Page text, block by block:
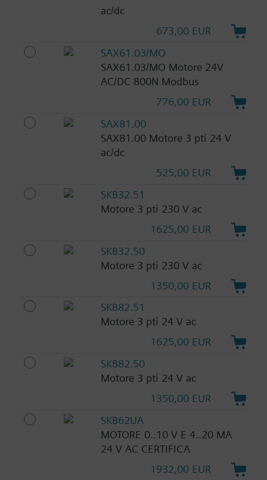
ac/dc
673,00 EUR
SAX61.03/MO
SAX61.03/MO Motore 24V
AC/DC 800N Modbus
776,00 EUR
SAX81.00
SAX81.00 Motore 3 pti 24 V
ac/dc
525,00 EUR
SKB32.51
Motore 3 pti 230 V ac
1625,00 EUR
SKB32.50
Motore 3 pti 230 V ac
1350,00 EUR
SKB82.51
Motore 3 pti 24 V ac
1625,00 EUR
SKB82.50
Motore 3 pti 24 V ac
1350,00 EUR
SKB62UA
MOTORE 0..10 V E 4..20 MA
24 V AC CERTIFICA
1932,00 EUR